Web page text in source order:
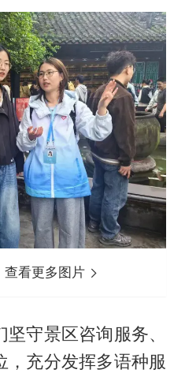
查看更多图片
守景区咨询服务、
，充分发挥多语种服